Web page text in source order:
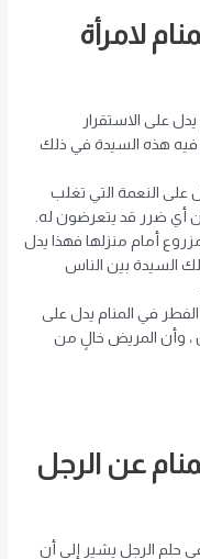
لامرأة
على الاستقرار
فيه هذه السيدة في ذلك
على النعمة التي تغلب
أي ضرر قد يتعرضون له.
أمام منزلها فهذا يدل
السيدة بين الناس
الفطر في المنام يدل على
، وأن المريض خالٍ من
عن الرجل
حلم الرجل يشير إلى أن